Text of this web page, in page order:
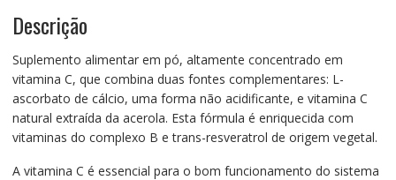
Descrição
Suplemento alimentar em pó, altamente concentrado em
vitamina C, que combina duas fontes complementares: L-
ascorbato de cálcio, uma forma não acidificante, e vitamina C
natural extraída da acerola. Esta fórmula é enriquecida com
vitaminas do complexo B e trans-resveratrol de origem vegetal.
A vitamina C é essencial para o bom funcionamento do sistema